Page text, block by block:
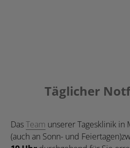
Täglicher
Das Team unserer Tagesklinik in
(auch an Sonn- und